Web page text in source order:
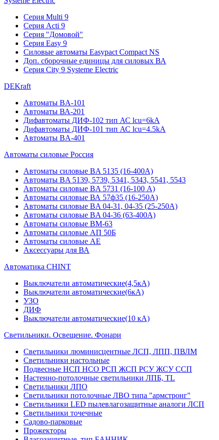
Серия Multi 9
Серия Acti 9
Серия "Домовой"
Серия Easy 9
Силовые автоматы Easypact Compact NS
Доп. сборочные единицы для силовых ВА
Серия City 9 Systeme Electric
DEKraft
Автоматы BA-101
Автоматы ВА-201
Дифавтоматы ДИФ-102 тип АС lcu=6kA
Дифавтоматы ДИФ-101 тип АС lcu=4.5kA
Автоматы BA-401
Автоматы силовые Россия
Автоматы силовые BA 5135 (16-400А)
Автоматы BA 5139, 5739, 5341, 5343, 5541, 5543
Автоматы силовые BA 5731 (16-100 А)
Автоматы силовые ВА 57ф35 (16-250А)
Автоматы силовые BA 04-31, 04-35 (25-250А)
Автоматы силовые BA 04-36 (63-400А)
Автоматы силовые ВМ-63
Автоматы силовые АП 50Б
Автоматы силовые АЕ
Аксессуары для ВА
Автоматика CHINT
Выключатели автоматические(4,5кА)
Выключатели автоматические(6кА)
УЗО
ДИФ
Выключатели автоматические(10 кА)
Светильники. Освещение. Фонари
Светильники люминисцентные ЛСП, ЛПП, ПВЛМ
Светильники настольные
Подвесные НСП НСО РСП ЖСП РСУ ЖСУ ССП
Настенно-потолочные светильники ЛПБ, TL
Светильники ЛПО
Светильники потолочные ЛВО типа "армстронг"
Светильники LED пылевлагозащитные аналоги ЛСП
Светильники точечные
Садово-парковые
Прожекторы